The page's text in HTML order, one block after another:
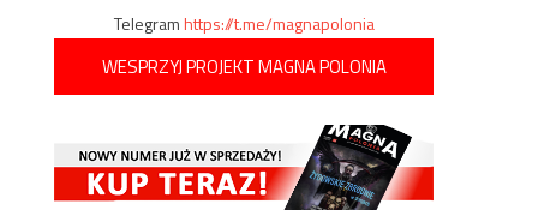
Telegramhttps://t.me/magnapolonia
WESPRZYJ PROJEKT MAGNA POLONIA